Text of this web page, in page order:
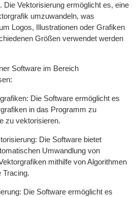
Die Vektorisierung ermöglicht es, eine
umzuwandeln, was
Logos, Illustrationen oder Grafiken
Größen verwendet werden
Software im Bereich
Die Software ermöglicht es
in das Programm zu
zu vektorisieren.
Die Software bietet
Umwandlung von
mithilfe von Algorithmen
Tracing.
Die Software ermöglicht es